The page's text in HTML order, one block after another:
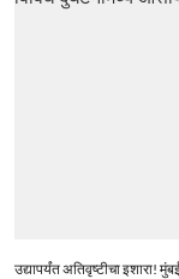
उद्यापर्यंत अतिवृष्टीचा इशारा!